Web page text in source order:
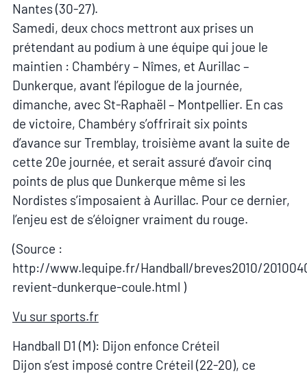
Nantes (30-27).
Samedi, deux chocs mettront aux prises un
prétendant au podium à une équipe qui joue le
maintien : Chambéry – Nîmes, et Aurillac –
Dunkerque, avant l’épilogue de la journée,
dimanche, avec St-Raphaël – Montpellier. En cas
de victoire, Chambéry s’offrirait six points
d’avance sur Tremblay, troisième avant la suite de
cette 20e journée, et serait assuré d’avoir cinq
points de plus que Dunkerque même si les
Nordistes s’imposaient à Aurillac. Pour ce dernier,
l’enjeu est de s’éloigner vraiment du rouge.
(Source :
http://www.lequipe.fr/Handball/breves2010/
revient-dunkerque-coule.html )
Vu sur sports.fr
Handball D1 (M): Dijon enfonce Créteil
Dijon s’est imposé contre Créteil (22-20), ce